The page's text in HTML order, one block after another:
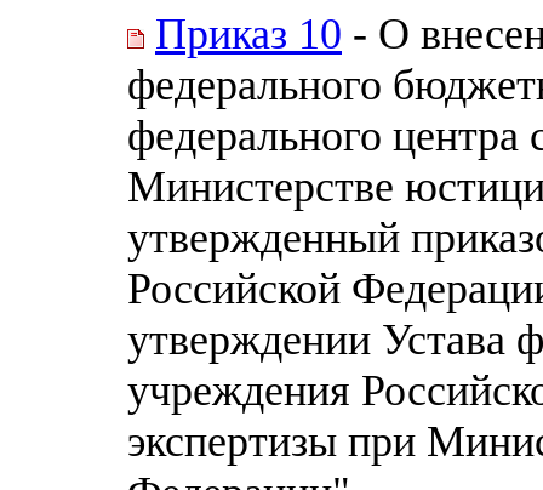
Приказ 10 - О
федерального
федерального центра
Министерстве
утвержденный
Российской
утверждении Устава
учреждения
экспертизы при